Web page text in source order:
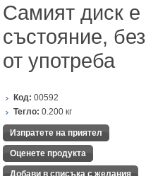
Самият диск
състояние,
от употреба
Код: 00592
Тегло: 0.200 кг
Изпратете на приятел
Оценете продукта
Добави в списъка с желания